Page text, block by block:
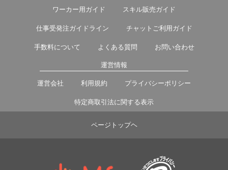
ワーカー用ガイド スキル販売ガイド
仕事受発注ガイドライン チャットご利用ガイド
手数料について よくある質問 お問い合わせ
運営情報
運営会社 利用規約 プライバシーポリシー
特定商取引法に関する表示
ページトップヘ